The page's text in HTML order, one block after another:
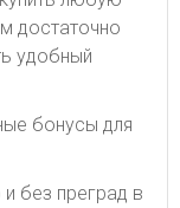
достаточно
удобный
бонусы для
без преград в